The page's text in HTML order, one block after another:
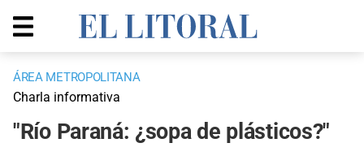
ÁREA METROPOLITANA
Charla informativa
"Río Paraná: ¿sopa de plásticos?"